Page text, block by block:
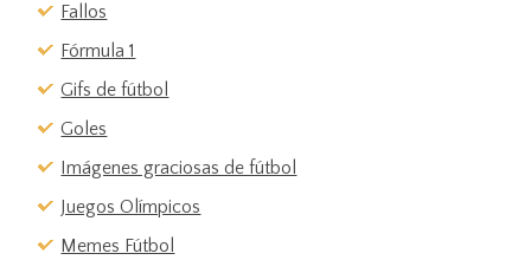
Fallos
Fórmula 1
Gifs de fútbol
Goles
Imágenes graciosas de fútbol
Juegos Olímpicos
Memes Fútbol